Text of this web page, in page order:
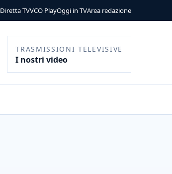
Diretta TVVCO PlayOggi in TVArea redazione
TRASMISSIONI TELEVISIVE
I nostri video